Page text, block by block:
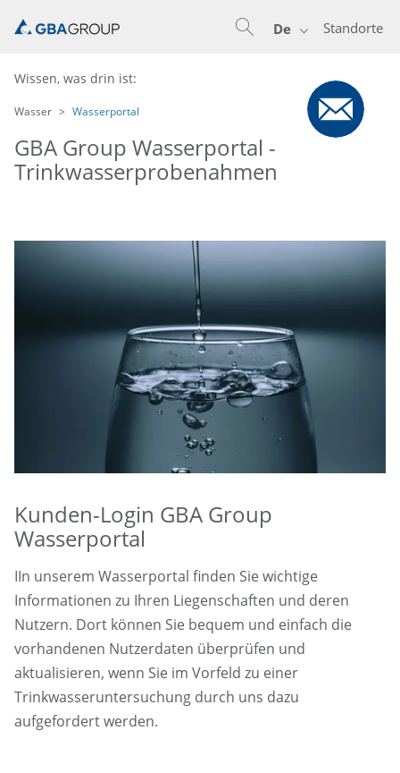
Standorte
De
Wissen, was drin ist:
Wasser Wasserportal
GBA Group Wasserportal -
Trinkwasserprobenahmen
Kunden-Login GBA Group
Wasserportal
IIn unserem Wasserportal finden Sie wichtige
Informationen zu Ihren Liegenschaften und deren
Nutzern. Dort können Sie bequem und einfach die
vorhandenen Nutzerdaten überprüfen und
aktualisieren, wenn Sie im Vorfeld zu einer
Trinkwasseruntersuchung durch uns dazu
aufgefordert werden.